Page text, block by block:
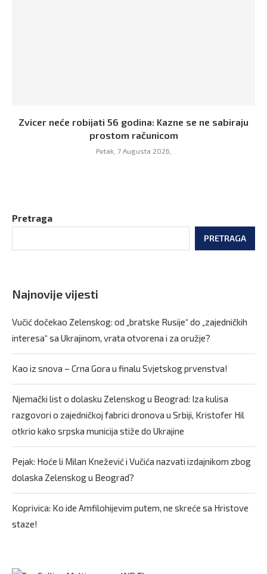
Zvicer neće robijati 56 godina: Kazne se ne sabiraju
prostom računicom
Petak, 7 Augusta 2026,
Pretraga
PRETRAGA
Najnovije vijesti
Vučić dočekao Zelenskog: od „bratske Rusije“ do „zajedničkih
interesa“ sa Ukrajinom, vrata otvorena i za oružje?
Kao iz snova – Crna Gora u finalu Svjetskog prvenstva!
Njemački list o dolasku Zelenskog u Beograd: Iza kulisa
razgovori o zajedničkoj fabrici dronova u Srbiji, Kristofer Hil
otkrio kako srpska municija stiže do Ukrajine
Pejak: Hoće li Milan Knežević i Vučića nazvati izdajnikom zbog
dolaska Zelenskog u Beograd?
Koprivica: Ko ide Amfilohijevim putem, ne skreće sa Hristove
staze!